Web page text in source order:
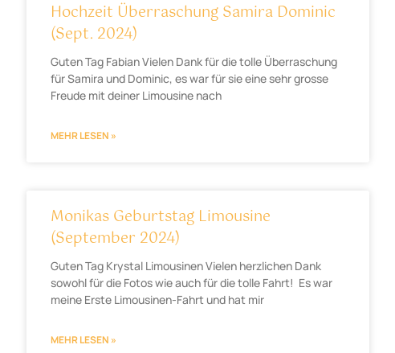
Hochzeit Überraschung Samira Dominic
(Sept. 2024)
Guten Tag Fabian Vielen Dank für die tolle Überraschung
für Samira und Dominic, es war für sie eine sehr grosse
Freude mit deiner Limousine nach
MEHR LESEN »
Monikas Geburtstag Limousine
(September 2024)
Guten Tag Krystal Limousinen Vielen herzlichen Dank
sowohl für die Fotos wie auch für die tolle Fahrt! Es war
meine Erste Limousinen-Fahrt und hat mir
MEHR LESEN »